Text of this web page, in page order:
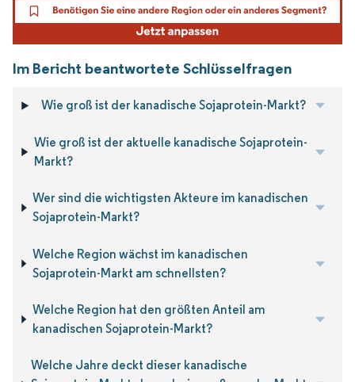
Im Bericht beantwortete Schlüsselfragen
Wie groß ist der kanadische Sojaprotein-Markt?
Wie groß ist der aktuelle kanadische Sojaprotein-
Markt?
Wer sind die wichtigsten Akteure im kanadischen
Sojaprotein-Markt?
Welche Region wächst im kanadischen
Sojaprotein-Markt am schnellsten?
Welche Region hat den größten Anteil am
kanadischen Sojaprotein-Markt?
Welche Jahre deckt dieser kanadische